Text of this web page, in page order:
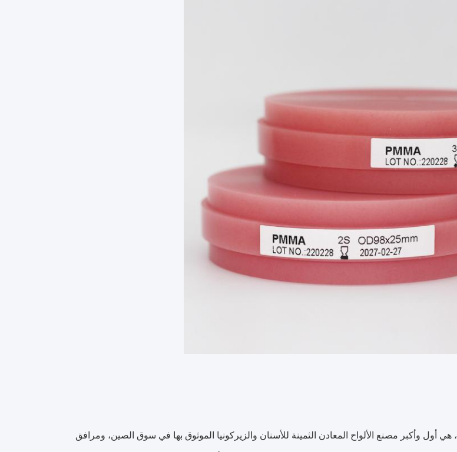
أودنتال أنشئت في عام 2007، هي أول وأكبر مصنع الألواح المعادن الثمينة للأسنان والزيركونيا الموثوق بها في سوق الصين، ومرافق